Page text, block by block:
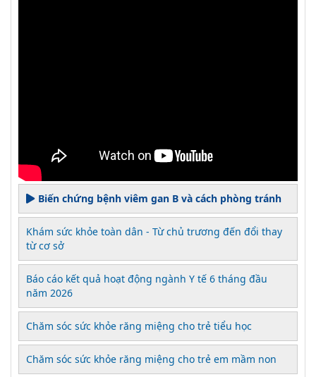
Biến chứng bệnh viêm gan B và cách phòng tránh
Khám sức khỏe toàn dân - Từ chủ trương đến đổi thay
từ cơ sở
Báo cáo kết quả hoạt động ngành Y tế 6 tháng đầu
năm 2026
Chăm sóc sức khỏe răng miệng cho trẻ tiểu học
Chăm sóc sức khỏe răng miệng cho trẻ em mầm non